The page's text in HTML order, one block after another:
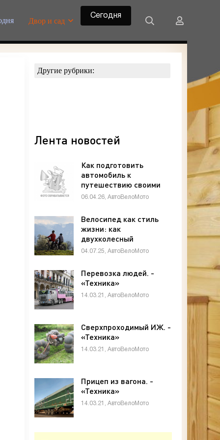
Двор и сад
Сегодня
Другие рубрики:
Лента новостей
Как подготовить
автомобиль к
путешествию своими
руками: чек-лист
06.04.26, АвтоВелоМото
Велосипед как стиль
жизни: как
двухколесный
транспорт меняет
04.07.25, АвтоВелоМото
Перевозка людей. -
«Техника»
14.03.21, АвтоВелоМото
Сверхпроходимый ИЖ. -
«Техника»
14.03.21, АвтоВелоМото
Прицеп из вагона. -
«Техника»
14.03.21, АвтоВелоМото